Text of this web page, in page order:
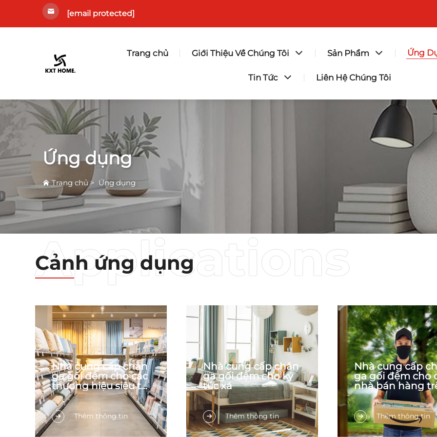
[email protected]
Trang chủ Giới Thiệu Về Chúng Tôi Sản Phẩm Ứng
Tin Tức Liên Hệ Chúng Tôi
Ứng dụng
Trang chủ> Ứng dụng
Cảnh ứng dụng
Nhà cung cấp chăn
ga gối đệm cho các
thương hiệu siêu thị
bán lẻ
Là nhà sản xuất và cung
cấp chăn ga gối đệm B2B
Thêm thông tin
Nhà cung cấp chăn
ga gối đệm cho ký
túc xá
1. Định hướng ứng dụng:
Nhiều sinh viên sống trong
khuôn viên trường cần
Thêm thông tin
Nhà cung cấp
ga gối đệm cho
nhà bán hàng
Amazon
Chúng tôi là nhà sản
và nhà buôn sỉ chuyên
nghiệp các sản phẩm
Thêm thông tin